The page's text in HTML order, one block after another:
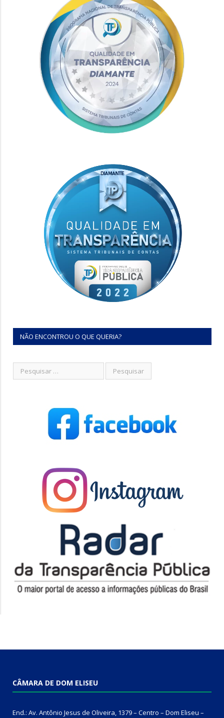
NÃO ENCONTROU O QUE QUERIA?
CÂMARA DE DOM ELISEU
End.: Av. Antônio Jesus de Oliveira, 1379 – Centro – Dom Eliseu –